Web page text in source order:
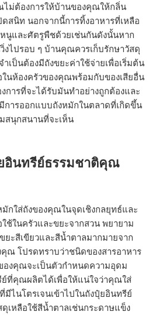
ม่ต้องการให้บ้านของคุณให้กลิ่น
สนิท นอกจากนี้การทิ้งอาหารที่เหลือ
นูและศัตรูพืชด้วยเช่นกันดังนั้นหาก
ไปรอบ ๆ บ้านคุณควรเก็บรักษาวัสดุ
เป็นต้องมีถังขยะค่าใช้จ่ายเพื่อเริ่มต้น
นห้องครัวของคุณพร้อมกับของเสียอื่น
ารที่จะได้รับมันทำอย่างถูกต้องและ
การออกแบบถังหมักในตลาดที่เกิดขึ้น
สนุกสนานที่จะเห็น
อินทรีย์ธรรมชาติคุณ
กใส่ถังของคุณในจุดเชิงกลยุทธ์และ
ใช้ในครัวและขยะจากสวน พยายาม
ะสีเขียวและสีน้ำตาลมากมายจาก
ณ โปรดทราบว่าชนิดของสารอาหาร
องคุณจะเป็นตัวกำหนดความอุดม
ที่คุณผลิตได้เพื่อให้แน่ใจว่าคุณใส่
มีไนโตรเจนเข้าไปในถังปุ๋ยอินทรีย์
เหลือใช้สีน้ำตาลเช่นกระดาษแข็ง